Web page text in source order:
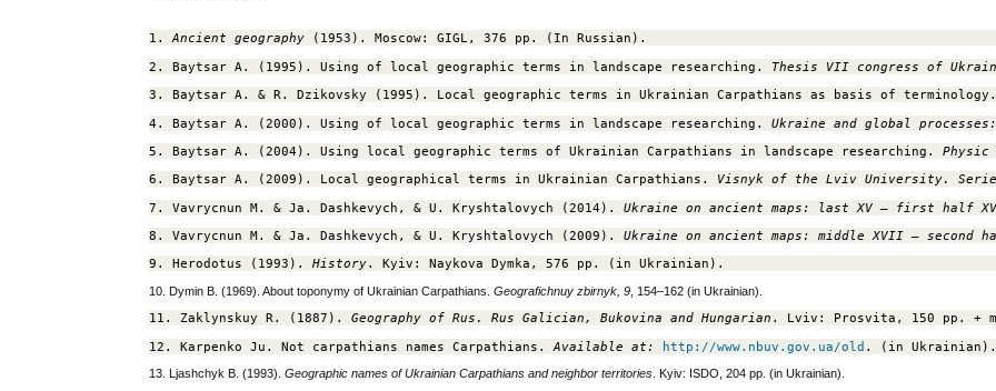
1. Ancient geography (1953). Moscow: GIGL, 376 pp. (In Russian).
2. Baytsar A. (1995). Using of local geographic terms in landscape researching. Thesis VII congress of
3. Baytsar A. & R. Dzikovsky (1995). Local geographic terms in Ukrainian Carpathians as basis of
4. Baytsar A. (2000). Using of local geographic terms in landscape researching. Ukraine and global
5. Baytsar A. (2004). Using local geographic terms of Ukrainian Carpathians in landscape researching. Physic
6. Baytsar A. (2009). Local geographical terms in Ukrainian Carpathians. Visnyk of the Lviv University.
7. Vavrycnun M. & Ja. Dashkevych, & U. Kryshtalovych (2014). Ukraine on ancient maps: last XV – first half
8. Vavrycnun M. & Ja. Dashkevych, & U. Kryshtalovych (2009). Ukraine on ancient maps: middle XVII – second
9. Herodotus (1993). History. Kyiv: Naykova Dymka, 576 pp. (in Ukrainian).
10. Dymin B. (1969). About toponymy of Ukrainian Carpathians.Geografichnuy zbirnyk, 9 , 154–162 (in Ukrainian).
11. Zaklynskuy R. (1887). Geography of Rus. Rus Galician, Bukovina and Hungarian . Lviv: Prosvita, 150 pp. +
12. Karpenko Ju. Not carpathians names Carpathians. Available at: http://www.nbuv.gov.ua/old . (in Ukrainian).
13. Ljashchyk B. (1993).Geographic names of Ukrainian Carpathians and neighbor territories . Kyiv: ISDO, 204 pp. (in Ukrainian).